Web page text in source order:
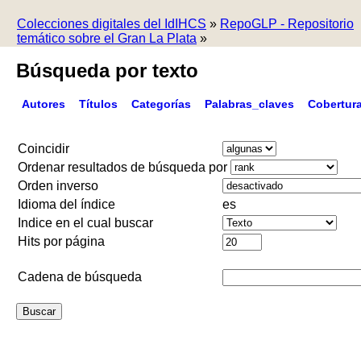
Colecciones digitales del IdIHCS » RepoGLP - Repositorio
temático sobre el Gran La Plata »
Búsqueda por texto
Autores Títulos Categorías Palabras_claves
Coincidir
Ordenar resultados de búsqueda por
Orden inverso
Idioma del índice
es
Indice en el cual buscar
Hits por página
Cadena de búsqueda